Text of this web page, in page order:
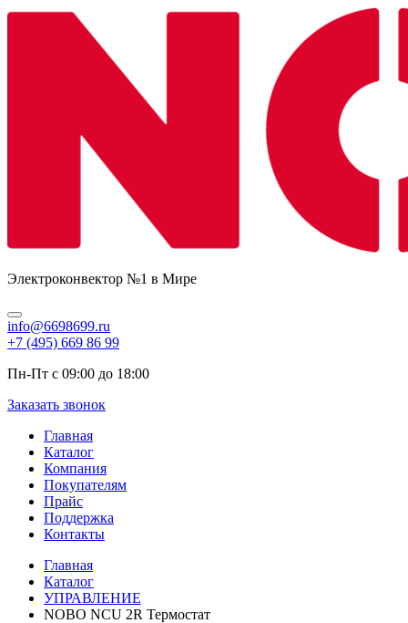
Электроконвектор №1 в Мире
info@6698699.ru
+7 (495) 669 86 99
Пн-Пт с 09:00 до 18:00
Заказать звонок
Главная
Каталог
Компания
Покупателям
Прайс
Поддержка
Контакты
Главная
Каталог
УПРАВЛЕНИЕ
NOBO NCU 2R Термостат